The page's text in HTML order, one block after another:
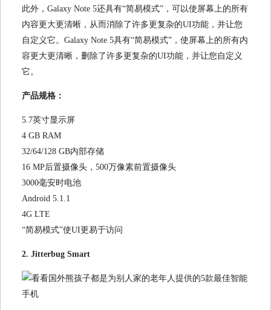
此外，Galaxy Note 5还具有“简易模式”，可以使屏幕上的所有
内容更大更清晰，从而消除了许多更复杂的UI功能，并让您
自定义它。Galaxy Note 5具有“简易模式”，使屏幕上的所有内
容更大更清晰，删除了许多更复杂的UI功能，并让您自定义
它。
产品规格：
5.7英寸显示屏
4 GB RAM
32/64/128 GB内部存储
16 MP后置摄像头，500万像素前置摄像头
3000毫安时电池
Android 5.1.1
4G LTE
“简易模式”使UI更易于访问
2. Jitterbug Smart